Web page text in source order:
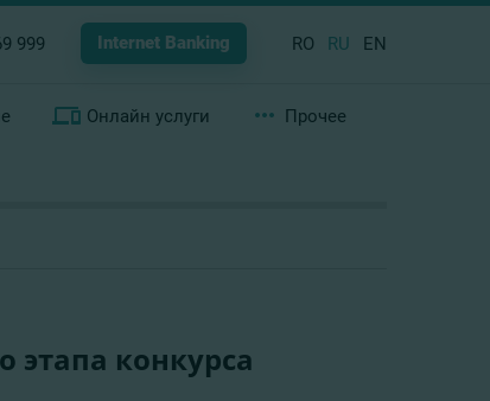
999 Internet Banking RO RU EN
Онлайн услуги Прочее
этапа конкурса